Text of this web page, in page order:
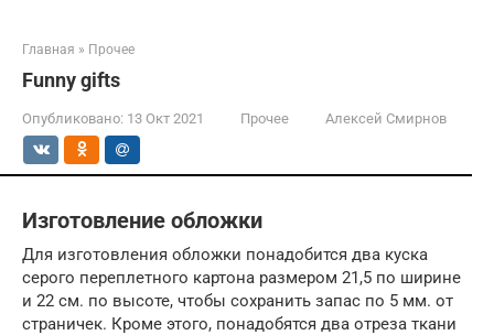
Главная » Прочее
Funny gifts
Опубликовано: 13 Окт 2021 Прочее Алексей Смирнов
Изготовление обложки
Для изготовления обложки понадобится два куска
серого переплетного картона размером 21,5 по ширине
и 22 см. по высоте, чтобы сохранить запас по 5 мм. от
страничек. Кроме этого, понадобятся два отреза ткани